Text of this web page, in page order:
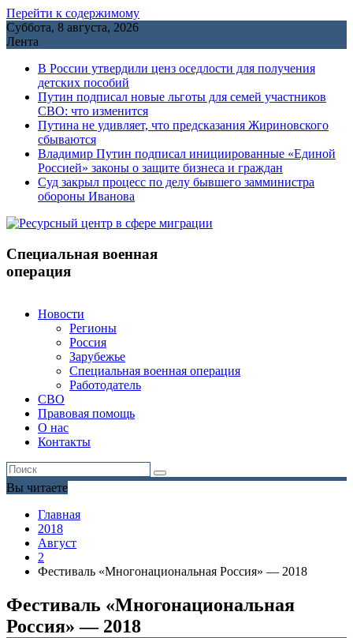
Перейти к содержимому
Суббота, 8 августа, 2026
Лента
В России утвердили ценз оседлости для получения
детских пособий
Путин подписал новые льготы для семей участников
СВО: что изменится
Путина не удивляет, что предсказания Жириновского
сбываются
Владимир Путин подписал инициированные «Единой
Россией» законы о защите бизнеса и граждан
Cуд закрыл процесс по делу бывшего замминистра
обороны Иванова
Специальная военная
операция
Новости
Регионы
Россия
Зарубежье
Специальная военная операция
Работодатель
СВО
Правовая помощь
О нас
Контакты
Вы читаете
Главная
2018
Август
2
Фестиваль «Многонациональная Россия» — 2018
Фестиваль «Многонациональная
Россия» — 2018